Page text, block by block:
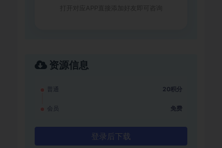
资源信息
普通 20积分
会员 免费
登录后下载